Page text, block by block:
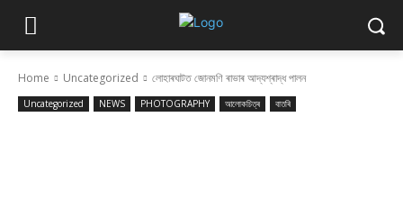
Home Uncategorized লোহাৰঘাটত জোনমণি ৰাভাৰ আদ্যশ্ৰাদ্ধ পালন
Uncategorized NEWS PHOTOGRAPHY আলোকচিত্ৰ বাতৰি